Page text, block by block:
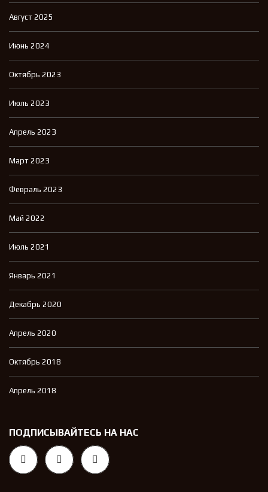
Август 2025
Июнь 2024
Октябрь 2023
Июль 2023
Апрель 2023
Март 2023
Февраль 2023
Май 2022
Июль 2021
Январь 2021
Декабрь 2020
Апрель 2020
Октябрь 2018
Апрель 2018
ПОДПИСЫВАЙТЕСЬ НА НАС